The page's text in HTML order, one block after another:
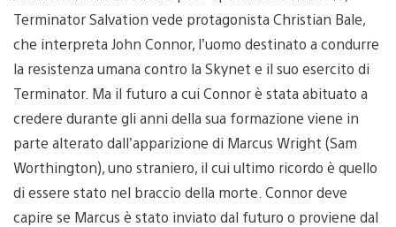
Terminator Salvation vede protagonista Christian Bale,
che interpreta John Connor, l’uomo destinato a condurre
la resistenza umana contro la Skynet e il suo esercito di
Terminator. Ma il futuro a cui Connor è stata abituato a
credere durante gli anni della sua formazione viene in
parte alterato dall’apparizione di Marcus Wright (Sam
Worthington), uno straniero, il cui ultimo ricordo è quello
di essere stato nel braccio della morte. Connor deve
capire se Marcus è stato inviato dal futuro o proviene dal